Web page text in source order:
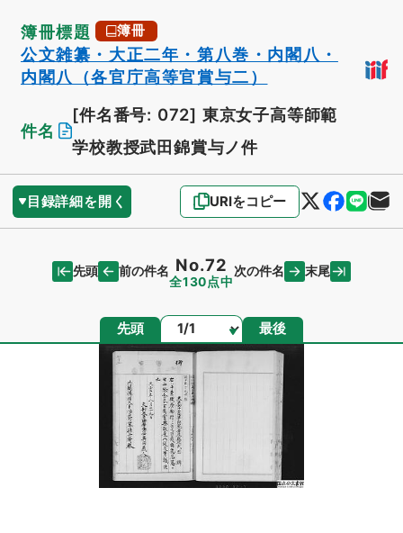
簿冊標題 簿冊
公文雑纂・大正二年・第八巻・内閣八・
内閣八（各官庁高等官賞与二）
件名
[件名番号: 072] 東京女子高等師範
学校教授武田錦賞与ノ件
目録詳細を開く URIをコピー
先頭 前の件名 No.72
全130点中
次の件名 末尾
先頭 ページ 最後